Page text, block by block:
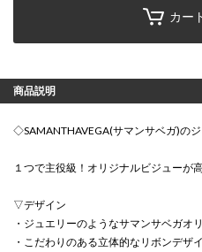
カー
商品説明
◇SAMANTHAVEGA(サマンサベガ)の
１つで主役級！オリジナルビジューが
▽デザイン
・ジュエリーのようなサマンサベガオ
・こだわりのある立体的なリボンデザ